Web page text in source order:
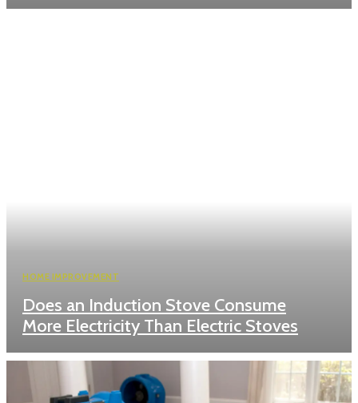
HOME IMPROVEMENT
Does an Induction Stove Consume
More Electricity Than Electric Stoves